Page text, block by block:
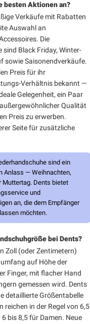
besten Aktionen an?
Verkäufe mit Rabatten
Auswahl an
Die
Black Friday, Winter-
sowie Saisonendverkäufe.
Preis für ihr
Verhältnis bekannt —
Gelegenheit, ein Paar
Qualität
Preis zu erwerben.
Seite für zusätzliche
sind ein
Anlass — Weihnachten,
Muttertag. Dents bietet
und
an, die dem Empfänger
möchten.
bei Dents?
Zoll (oder Zentimetern)
auf Höhe der
Finger, mit flacher Hand
gemessen wird. Dents
detaillierte Größentabelle
in der Regel von 6,5
bis 8,5 für Damen. Neue